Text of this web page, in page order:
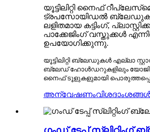
യൂട്ടിലിറ്റി നൈഫ്
ട്രപസോയിഡൽ
ലളിതമായ കട്ടിംഗ്,
പാക്കേജിംഗ് വസ്തുക്കൾ
ഉപയോഗിക്കുന്നു.
യൂട്ടിലിറ്റി ബ്ലേഡുകൾ എല്ലാ
ബ്ലേഡ് ഹോൾഡറുകളിലും
നൈഫ് ടൂളുകളുമായി
അന്വേഷണം